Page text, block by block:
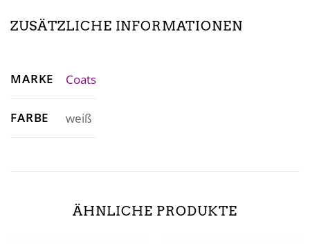
ZUSÄTZLICHE INFORMATIONEN
MARKE Coats
FARBE weiß
ÄHNLICHE PRODUKTE